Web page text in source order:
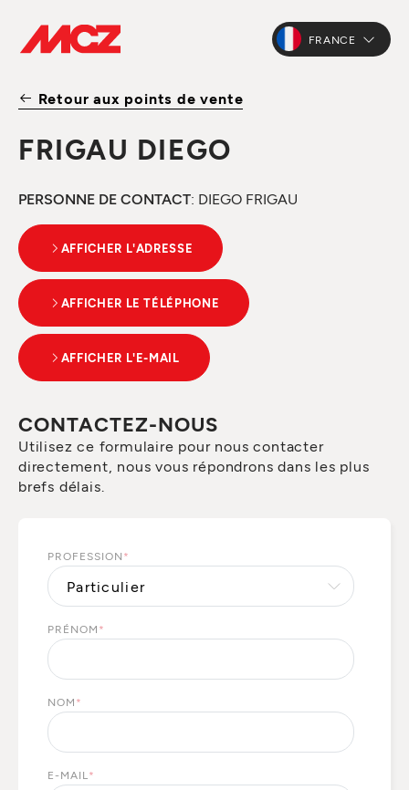
FRANCE
Retour aux points de vente
FRIGAU DIEGO
PERSONNE DE CONTACT: DIEGO FRIGAU
AFFICHER L'ADRESSE
AFFICHER LE TÉLÉPHONE
AFFICHER L'E-MAIL
CONTACTEZ-NOUS
Utilisez ce formulaire pour nous contacter
directement, nous vous répondrons dans les plus
brefs délais.
PROFESSION *
PRÉNOM *
NOM *
E-MAIL *